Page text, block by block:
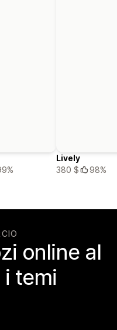
Lively
380 $
98%
online al
temi